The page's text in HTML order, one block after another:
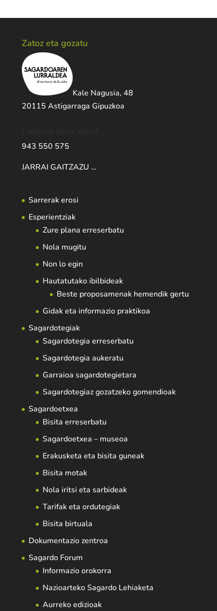
Zatoz eta gozatu
Kale Nagusia, 48
20115 Astigarraga Gipuzkoa
943 550 575
JARRAI GAITZAZU …
Sarrerak erosi
Esperientziak
Zure plana erreserbatu
Nola mugitu
Non lo egin
Hautatutako ibilbideak
Beste proposamenak hemendik gertu
Gidak eta informazio praktikoa
Sagardotegiak
Sagardotegia erreserbatu
Sagardotegia aukeratu
Garraioa sagardotegietara
Sagardotegiaz gozatzeko gomendioak
Sagardoetxea
Bisita erreserbatu
Sagardoetxea – museoa
Erakusketa eta bisita guneak
Bisita motak
Nola iritsi eta sarbideak
Tarifak eta ordutegiak
Bisita birtuala
Dokumentazio zentroa
Sagardo Forum
Informazio orokorra
Nazioarteko Sagardo Lehiaketa
Aurreko edizioak